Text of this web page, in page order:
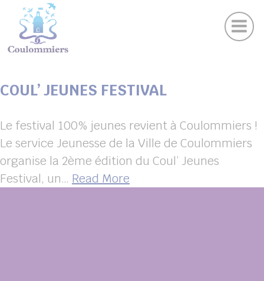
( AU QUOTIDIEN )
( LOISIRS )
( FAMILLE )
( ENVIRONNEMENT ET URBANISME )
( ÉCONOMIE ET EMPLOI )
ActuPublications
Suivez-nous sur Facebook
Suivez-nous sur Instagram
Suivez-nous sur Twitter
Suivez-nous sur Youtube
COUL’ JEUNES FESTIVAL
Le festival 100% jeunes revient à Coulommiers !
Le service Jeunesse de la Ville de Coulommiers
organise la 2ème édition du Coul’ Jeunes
Festival, un… Read More
Panneau de gestion des cookies